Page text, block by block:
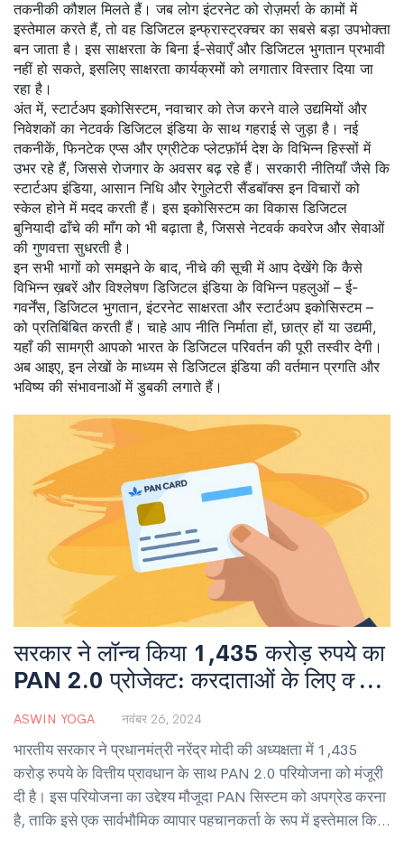
तकनीकी कौशल मिलते हैं। जब लोग इंटरनेट को रोज़मर्रा के कामों में
इस्तेमाल करते हैं, तो वह डिजिटल इन्फ्रास्ट्रक्चर का सबसे बड़ा उपभोक्ता
बन जाता है। इस साक्षरता के बिना ई-सेवाएँ और डिजिटल भुगतान प्रभावी
नहीं हो सकते, इसलिए साक्षरता कार्यक्रमों को लगातार विस्तार दिया जा
रहा है।
अंत में,स्टार्टअप इकोसिस्टम,नवाचार को तेज करने वाले उद्यमियों और
निवेशकों का नेटवर्कडिजिटल इंडिया के साथ गहराई से जुड़ा है। नई
तकनीकें, फिनटेक एप्स और एग्रीटेक प्लेटफ़ॉर्म देश के विभिन्न हिस्सों में
उभर रहे हैं, जिससे रोजगार के अवसर बढ़ रहे हैं। सरकारी नीतियाँ जैसे कि
स्टार्टअप इंडिया, आसान निधि और रेगुलेटरी सैंडबॉक्स इन विचारों को
स्केल होने में मदद करती हैं। इस इकोसिस्टम का विकास डिजिटल
बुनियादी ढाँचे की माँग को भी बढ़ाता है, जिससे नेटवर्क कवरेज और सेवाओं
की गुणवत्ता सुधरती है।
इन सभी भागों को समझने के बाद, नीचे की सूची में आप देखेंगे कि कैसे
विभिन्न ख़बरें और विश्लेषण डिजिटल इंडिया के विभिन्न पहलुओं – ई-
गवर्नेंस, डिजिटल भुगतान, इंटरनेट साक्षरता और स्टार्टअप इकोसिस्टम –
को प्रतिबिंबित करती हैं। चाहे आप नीति निर्माता हों, छात्र हों या उद्यमी,
यहाँ की सामग्री आपको भारत के डिजिटल परिवर्तन की पूरी तस्वीर देगी।
अब आइए, इन लेखों के माध्यम से डिजिटल इंडिया की वर्तमान प्रगति और
भविष्य की संभावनाओं में डुबकी लगाते हैं।
सरकार ने लॉन्च किया 1,435 करोड़ रुपये का
PAN 2.0 प्रोजेक्ट: करदाताओं के लिए क्या है
इसका महत्व
ASWIN YOGA नवंबर 26, 2024
भारतीय सरकार ने प्रधानमंत्री नरेंद्र मोदी की अध्यक्षता में 1,435
करोड़ रुपये के वित्तीय प्रावधान के साथ PAN 2.0 परियोजना को मंजूरी
दी है। इस परियोजना का उद्देश्य मौजूदा PAN सिस्टम को अपग्रेड करना
है, ताकि इसे एक सार्वभौमिक व्यापार पहचानकर्ता के रूप में इस्तेमाल किया